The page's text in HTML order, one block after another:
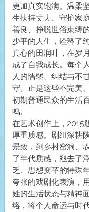
更加真实饱满。温柔
生扶持丈夫、守护家
善良、挣脱世俗束缚
少平的人生，诠释了
真心的田润叶，在岁
成了自我成长。每个
人的懦弱、纠结与不
守。正是这些不完美
初期普通民众的生活
鸣。
在艺术创作上，2015
厚重质感。剧组深耕
景致，到乡村窑洞、
了年代质感，褪去了
乏、思想变革的特殊
夸张的戏剧化表演，
姓的生活状态与精神
络，将个人命运与时